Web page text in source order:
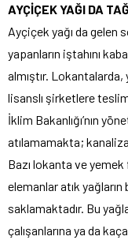
AYÇİÇEK YAĞI DA
Ayçiçek yağı da gelen
yapanların iştahını
almıştır.
lisanslı şirketlere
İklim Bakanlığı’nın
atılamamakta;
Bazı lokanta ve yemek
elemanlar atık
saklamaktadır. Bu
çalışanlarına ya da